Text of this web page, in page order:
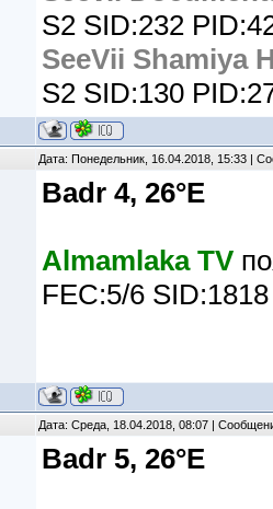
S2 SID:232
SeeVii Shamiya
S2 SID:130
Дата: Понедельник, 16.04.2018, 15:33 |
Badr 4, 26°E
Almamlaka TV
FEC:5/6
Дата: Среда, 18.04.2018, 08:07 |
Badr 5, 26°E